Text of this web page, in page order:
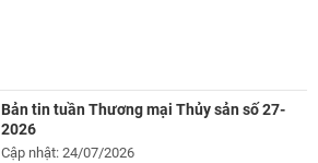
Bản tin tuần Thương mại Thủy sản số 27-
2026
Cập nhật: 24/07/2026